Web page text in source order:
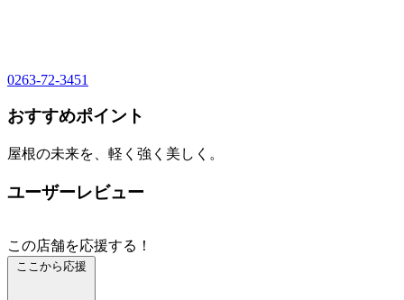
0263-72-3451
おすすめポイント
屋根の未来を、軽く強く美しく。
ユーザーレビュー
この店舗を応援する！
ここから応援